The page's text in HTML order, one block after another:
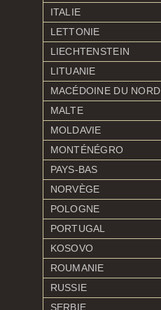
ITALIE
LETTONIE
LIECHTENSTEIN
LITUANIE
MACÉDOINE DU NORD
MALTE
MOLDAVIE
MONTÉNÉGRO
PAYS-BAS
NORVÈGE
POLOGNE
PORTUGAL
KOSOVO
ROUMANIE
RUSSIE
SERBIE